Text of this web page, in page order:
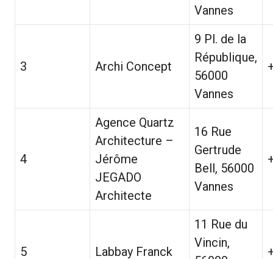
Vannes
3 Archi Concept
9 Pl. de la
République,
56000
Vannes
4
Agence Quartz
Architecture –
Jérôme
JEGADO
Architecte
16 Rue
Gertrude
Bell, 56000
Vannes
5 Labbay Franck
11 Rue du
Vincin,